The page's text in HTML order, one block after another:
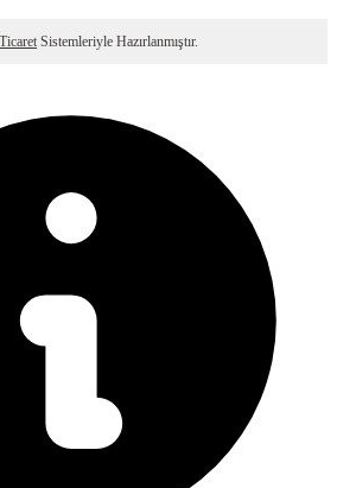
Sistemleriyle Hazırlanmıştır.